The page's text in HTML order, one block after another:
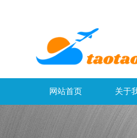
网站首页 关于